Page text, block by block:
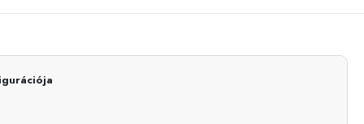
A befőttes üvegekhez